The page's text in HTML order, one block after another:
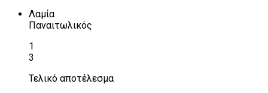
Λαμία
Παναιτωλικός
1
3
Τελικό αποτέλεσμα